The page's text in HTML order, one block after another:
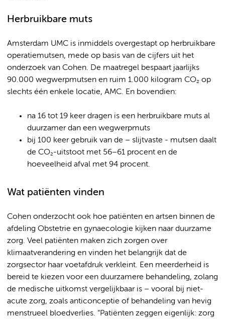
Herbruikbare muts
Amsterdam UMC is inmiddels overgestapt op herbruikbare
operatiemutsen, mede op basis van de cijfers uit het
onderzoek van Cohen. De maatregel bespaart jaarlijks
90.000 wegwerpmutsen en ruim 1.000 kilogram CO₂ op
slechts één enkele locatie, AMC. En bovendien:
na 16 tot 19 keer dragen is een herbruikbare muts al
duurzamer dan een wegwerpmuts
bij 100 keer gebruik van de – slijtvaste - mutsen daalt
de CO₂-uitstoot met 56–61 procent en de
hoeveelheid afval met 94 procent.
Wat patiënten vinden
Cohen onderzocht ook hoe patiënten en artsen binnen de
afdeling Obstetrie en gynaecologie kijken naar duurzame
zorg. Veel patiënten maken zich zorgen over
klimaatverandering en vinden het belangrijk dat de
zorgsector haar voetafdruk verkleint. Een meerderheid is
bereid te kiezen voor een duurzamere behandeling, zolang
de medische uitkomst vergelijkbaar is – vooral bij niet-
acute zorg, zoals anticonceptie of behandeling van hevig
menstrueel bloedverlies. “Patiënten zeggen eigenlijk: zorg